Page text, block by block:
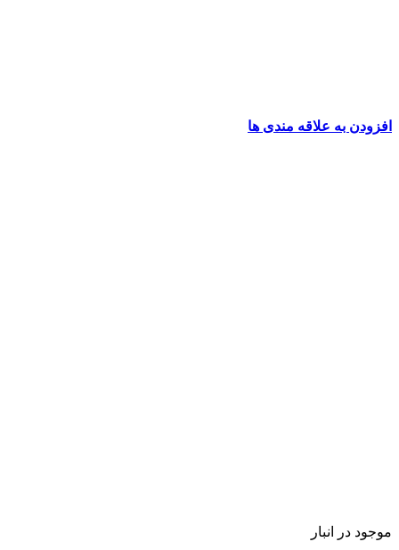
افزودن به علاقه مندی ها
موجود در انبار